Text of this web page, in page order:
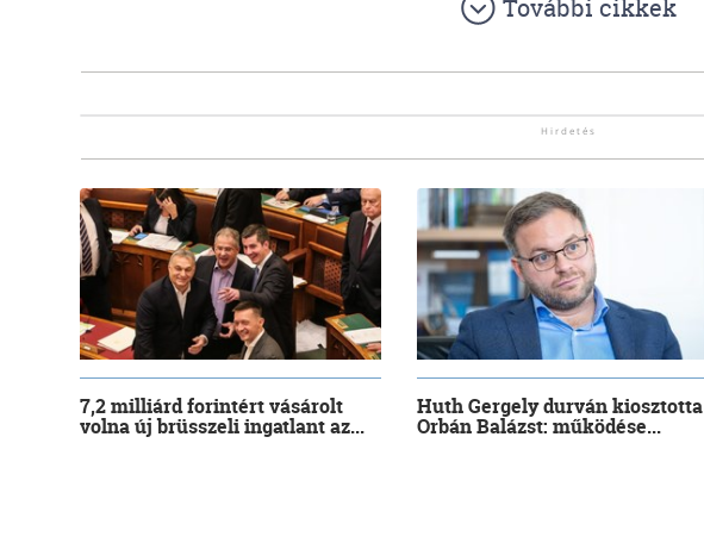
További cikkek
7,2 milliárd forintért vásárolt
volna új brüsszeli ingatlant az...
Huth Gergely durván kiosztotta
Orbán Balázst: működése...